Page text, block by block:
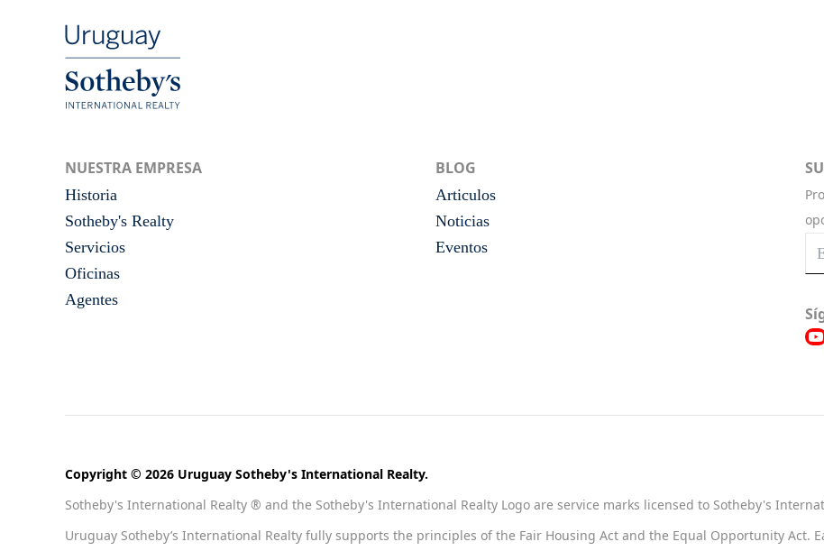
NUESTRA EMPRESA
Historia
Sotheby's Realty
Servicios
Oficinas
Agentes
BLOG
Articulos
Noticias
Eventos
Copyright © 2026 Uruguay Sotheby's International Realty.
Sotheby's International Realty ® and the Sotheby's International Realty Logo are service marks licensed to Sotheby's
Uruguay Sotheby’s International Realty fully supports the principles of the Fair Housing Act and the Equal Opportunity Act.